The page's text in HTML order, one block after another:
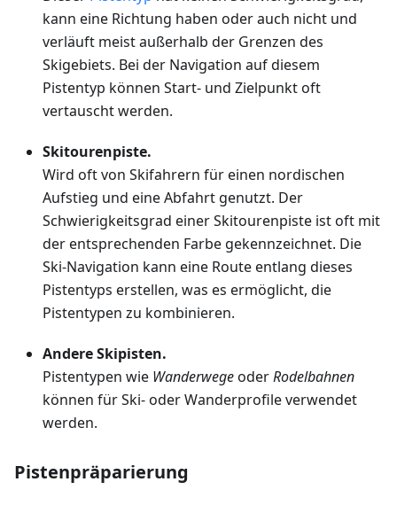
kann eine Richtung haben oder auch nicht und
verläuft meist außerhalb der Grenzen des
Skigebiets. Bei der Navigation auf diesem
Pistentyp können Start- und Zielpunkt oft
vertauscht werden.
Skitourenpiste.
Wird oft von Skifahrern für einen nordischen
Aufstieg und eine Abfahrt genutzt. Der
Schwierigkeitsgrad einer Skitourenpiste ist oft mit
der entsprechenden Farbe gekennzeichnet. Die
Ski-Navigation kann eine Route entlang dieses
Pistentyps erstellen, was es ermöglicht, die
Pistentypen zu kombinieren.
Andere Skipisten.
Pistentypen wie WanderwegeoderRodelbahnen
können für Ski- oder Wanderprofile verwendet
werden.
Pistenpräparierung